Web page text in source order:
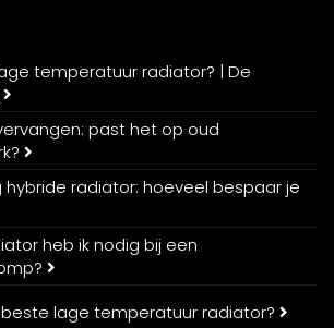
temperatuur radiator? | De
past het op oud
hybride radiator: hoeveel bespaar je
heb ik nodig bij een
lage temperatuur radiator?